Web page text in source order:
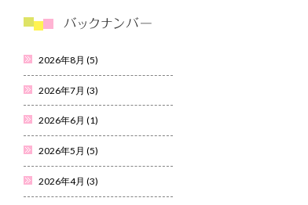
2026年8月 (5)
2026年7月 (3)
2026年6月 (1)
2026年5月 (5)
2026年4月 (3)